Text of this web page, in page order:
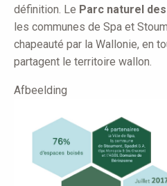
définition. Le Parc naturel
les communes de Spa et
chapeauté par la Wallonie, en
partagent le territoire wallon.
Afbeelding